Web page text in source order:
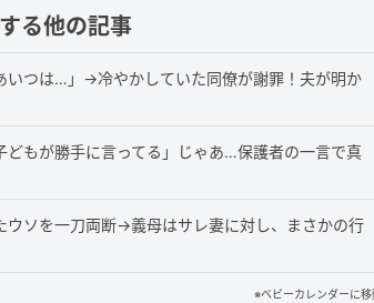
る他の記事
いつは…」→冷やかしていた同僚が謝罪！夫が明か
もが勝手に言ってる」じゃあ…保護者の一言で真
ソを一刀両断→義母はサレ妻に対し、まさかの行
※ベビーカレンダーに